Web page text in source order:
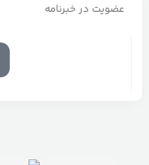
عضویت در خبرنامه